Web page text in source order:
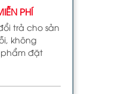
PHÍ
trả cho sản
không
đặt